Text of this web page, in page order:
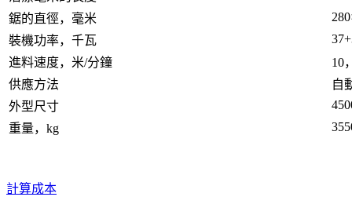
鋸的直徑，毫米
裝機功率，千瓦
進料速度，米/分鐘
10
供應方法
自
外型尺寸
重量，kg
計算成本